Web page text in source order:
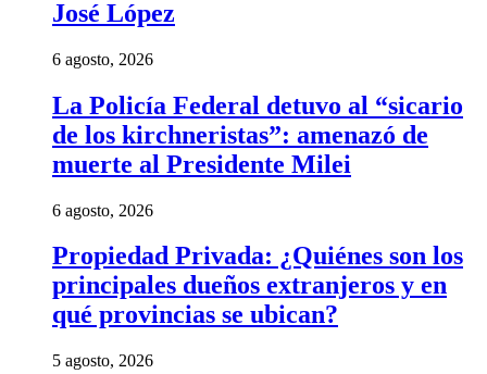
José López
6 agosto, 2026
La Policía Federal detuvo al “sicario
de los kirchneristas”: amenazó de
muerte al Presidente Milei
6 agosto, 2026
Propiedad Privada: ¿Quiénes son los
principales dueños extranjeros y en
qué provincias se ubican?
5 agosto, 2026